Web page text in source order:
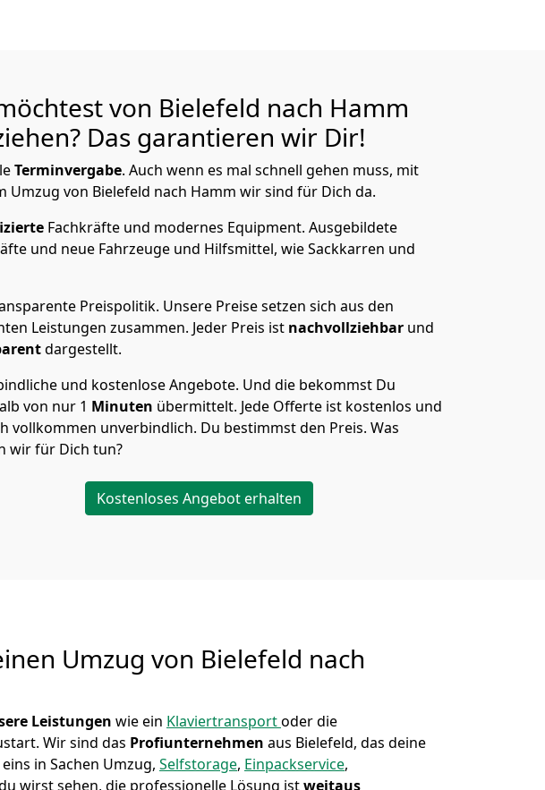
von Bielefeld nach Hamm
Das garantieren wir Dir!
Terminvergabe. Auch wenn es mal schnell gehen muss, mit
Umzug von Bielefeld nach Hamm wir sind für Dich da.
Fachkräfte und modernes Equipment. Ausgebildete
und neue Fahrzeuge und Hilfsmittel, wie Sackkarren und
Preispolitik. Unsere Preise setzen sich aus den
Leistungen zusammen. Jeder Preis ist nachvollziehbar und
dargestellt.
und kostenlose Angebote. Und die bekommst Du
von nur 1 Minuten übermittelt. Jede Offerte ist kostenlos und
vollkommen unverbindlich. Du bestimmst den Preis. Was
wir für Dich tun?
Kostenloses Angebot erhalten
Umzug von Bielefeld nach
Leistungen wie ein Klaviertransportoder die
Wir sind das Profiunternehmen aus Bielefeld, das deine
in Sachen Umzug, Selfstorage, Einpackservice,
wirst sehen, die professionelle Lösung istweitaus